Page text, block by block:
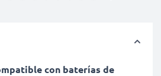
con baterías de